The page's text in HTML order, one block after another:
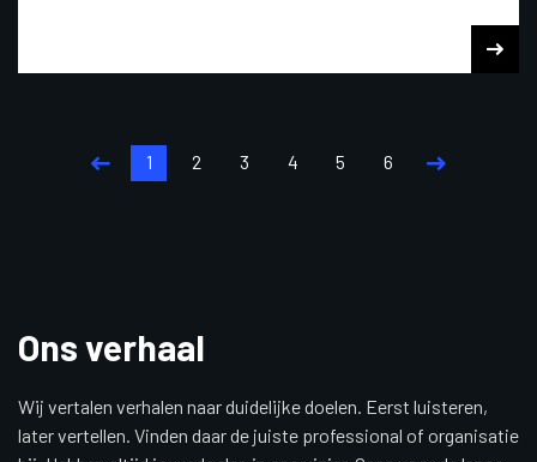
1 2 3 4 5 6
Ons verhaal
Wij vertalen verhalen naar duidelijke doelen. Eerst luisteren,
later vertellen. Vinden daar de juiste professional of organisatie